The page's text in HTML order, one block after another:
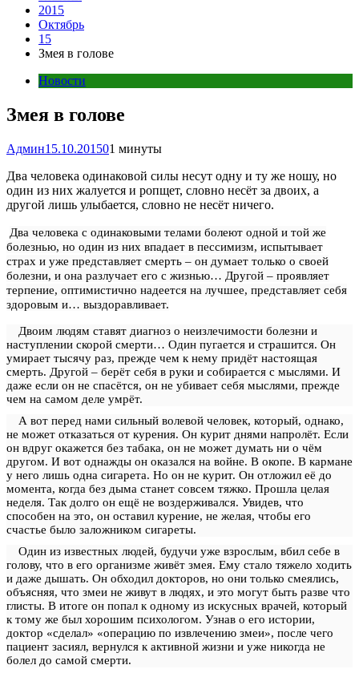
2015
Октябрь
15
Змея в голове
Новости
Змея в голове
Админ15.10.201501 минуты
Два человека одинаковой силы несут одну и ту же ношу, но
один из них жалуется и ропщет, словно несёт за двоих, а
другой лишь улыбается, словно не несёт ничего.
Два человека с одинаковыми телами болеют одной и той же
болезнью, но один из них впадает в пессимизм, испытывает
страх и уже представляет смерть – он думает только о своей
болезни, и она разлучает его с жизнью… Другой – проявляет
терпение, оптимистично надеется на лучшее, представляет себя
здоровым и… выздоравливает.
Двоим людям ставят диагноз о неизлечимости болезни и
наступлении скорой смерти… Один пугается и страшится. Он
умирает тысячу раз, прежде чем к нему придёт настоящая
смерть. Другой – берёт себя в руки и собирается с мыслями. И
даже если он не спасётся, он не убивает себя мыслями, прежде
чем на самом деле умрёт.
А вот перед нами сильный волевой человек, который, однако,
не может отказаться от курения. Он курит днями напролёт. Если
он вдруг окажется без табака, он не может думать ни о чём
другом. И вот однажды он оказался на войне. В окопе. В кармане
у него лишь одна сигарета. Но он не курит. Он отложил её до
момента, когда без дыма станет совсем тяжко. Прошла целая
неделя. Так долго он ещё не воздерживался. Увидев, что
способен на это, он оставил курение, не желая, чтобы его
счастье было заложником сигареты.
Один из известных людей, будучи уже взрослым, вбил себе в
голову, что в его организме живёт змея. Ему стало тяжело ходить
и даже дышать. Он обходил докторов, но они только смеялись,
объясняя, что змеи не живут в людях, и это могут быть разве что
глисты. В итоге он попал к одному из искусных врачей, который
к тому же был хорошим психологом. Узнав о его истории,
доктор «сделал» «операцию по извлечению змеи», после чего
пациент засиял, вернулся к активной жизни и уже никогда не
болел до самой смерти.